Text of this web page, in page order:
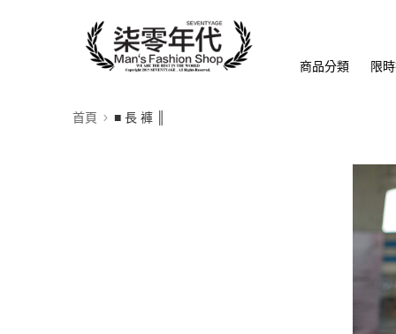
商品分類 限
首頁 ■ 長 褲 ║